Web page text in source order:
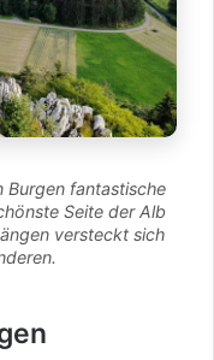
Burgen fantastische
Seite der Alb
versteckt sich